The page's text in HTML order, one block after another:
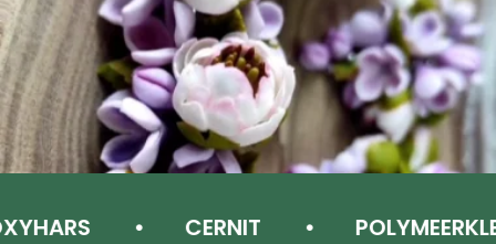
CERNIT POLYMEERKLEI